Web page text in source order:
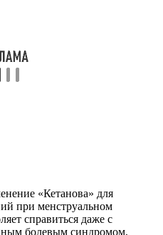
«Кетанова» для
при менструальном
справиться даже с
болевым синдромом,